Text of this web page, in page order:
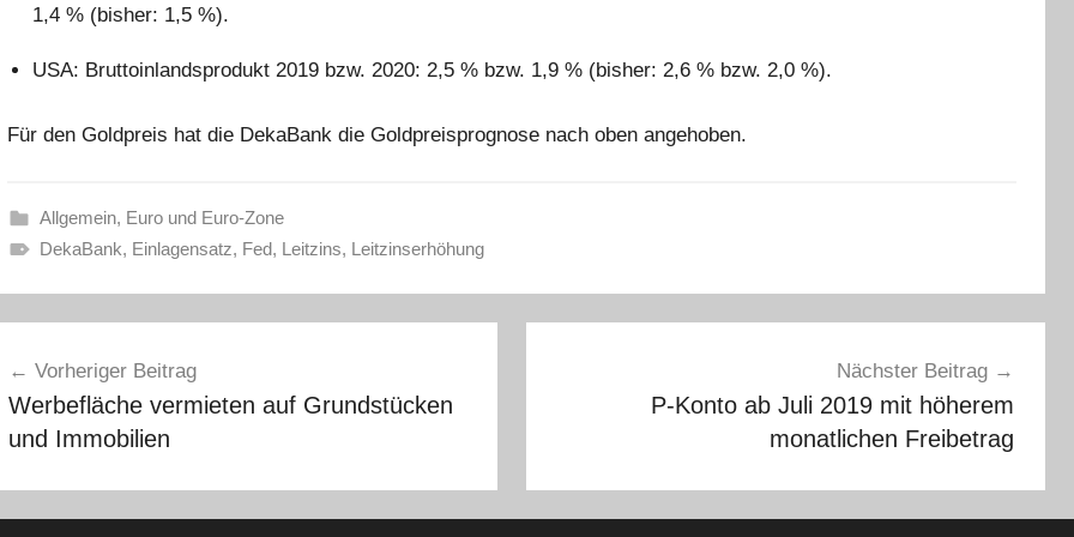
1,4 % (bisher: 1,5 %).
USA: Bruttoinlandsprodukt 2019 bzw. 2020: 2,5 % bzw. 1,9 % (bisher: 2,6 % bzw. 2,0 %).
Für den Goldpreis hat die DekaBank die Goldpreisprognose nach oben angehoben.
Allgemein, Euro und Euro-Zone
DekaBank, Einlagensatz, Fed, Leitzins, Leitzinserhöhung
Vorheriger Beitrag
Werbefläche vermieten auf Grundstücken
und Immobilien
Nächster Beitrag
P-Konto ab Juli 2019 mit höherem
monatlichen Freibetrag